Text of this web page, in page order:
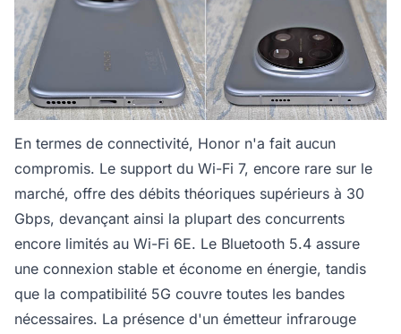
En termes de connectivité, Honor n'a fait aucun
compromis. Le support du Wi-Fi 7, encore rare sur le
marché, offre des débits théoriques supérieurs à 30
Gbps, devançant ainsi la plupart des concurrents
encore limités au Wi-Fi 6E. Le Bluetooth 5.4 assure
une connexion stable et économe en énergie, tandis
que la compatibilité 5G couvre toutes les bandes
nécessaires. La présence d'un émetteur infrarouge